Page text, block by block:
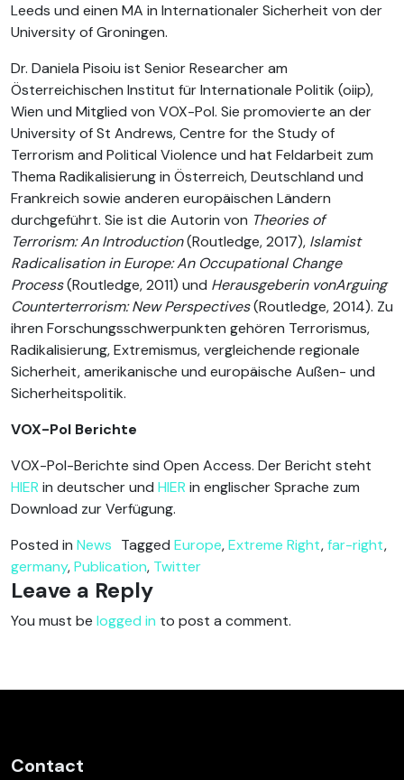
Leeds und einen MA in Internationaler Sicherheit von der
University of Groningen.
Dr. Daniela Pisoiu ist Senior Researcher am
Österreichischen Institut für Internationale Politik (oiip),
Wien und Mitglied von VOX-Pol. Sie promovierte an der
University of St Andrews, Centre for the Study of
Terrorism and Political Violence und hat Feldarbeit zum
Thema Radikalisierung in Österreich, Deutschland und
Frankreich sowie anderen europäischen Ländern
durchgeführt. Sie ist die Autorin von Theories of
Terrorism: An Introduction(Routledge, 2017), Islamist
Radicalisation in Europe: An Occupational Change
Process(Routledge, 2011) und Herausgeberin vonArguing
Counterterrorism: New Perspectives(Routledge, 2014). Zu
ihren Forschungsschwerpunkten gehören Terrorismus,
Radikalisierung, Extremismus, vergleichende regionale
Sicherheit, amerikanische und europäische Außen- und
Sicherheitspolitik.
VOX-Pol Berichte
VOX-Pol-Berichte sind Open Access. Der Bericht steht
HIER in deutscher und HIER in englischer Sprache zum
Download zur Verfügung.
Posted in News Tagged Europe,Extreme Right,far-right,
germany,Publication, Twitter
Leave a Reply
You must be logged in to post a comment.
Contact